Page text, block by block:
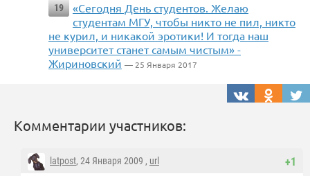
19
«Сегодня День студентов. Желаю
студентам МГУ, чтобы никто не пил, никто
не курил, и никакой эротики! И тогда наш
университет станет самым чистым» -
Жириновский — 25 Января 2017
Комментарии участников:
+1
latpost, 24 Января 2009 , url